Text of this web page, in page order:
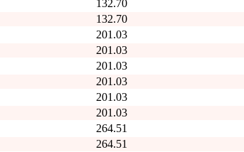
132.70
132.70
201.03
201.03
201.03
201.03
201.03
201.03
264.51
264.51